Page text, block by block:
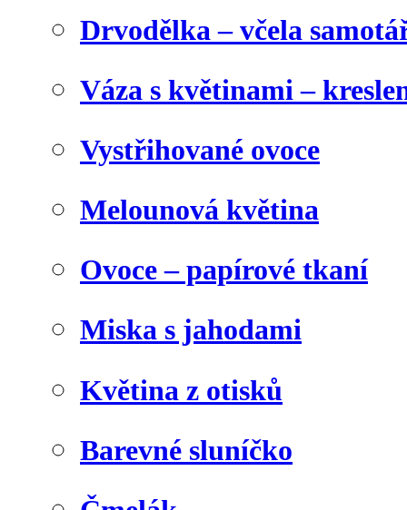
Drvodělka – včela
Váza s květinami –
Vystřihované ovoce
Melounová květina
Ovoce – papírové tkaní
Miska s jahodami
Květina z otisků
Barevné sluníčko